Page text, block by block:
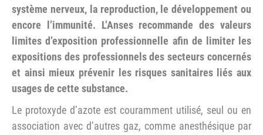
système nerveux, la reproduction, le développement ou
encore l’immunité. L’Anses recommande des valeurs
limites d’exposition professionnelle afin de limiter les
expositions des professionnels des secteurs concernés
et ainsi mieux prévenir les risques sanitaires liés aux
usages de cette substance.
Le protoxyde d’azote est couramment utilisé, seul ou en
association avec d’autres gaz, comme anesthésique par